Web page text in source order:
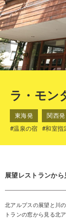
ラ・モン
東海発 関西発
#温泉の宿
#和室指
展望レストランか
北アルプスの展望と川
トランの窓から見る北